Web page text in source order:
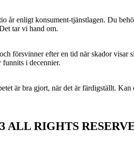
år enligt konsument-tjänstlagen. Du
tar vi hand om.
försvinner efter en tid när skador visar
funnits i decennier.
är bra gjort, när det är färdigställt.
ALL RIGHTS